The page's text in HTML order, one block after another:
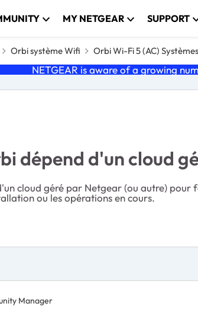
MY NETGEAR SUPPORT
Orbi système Wifi Orbi Wi-Fi 5 (AC)
NETGEAR is aware of a growing
dépend d'un cloud
cloud géré par Netgear (ou autre)
ou les opérations en cours.
Manager